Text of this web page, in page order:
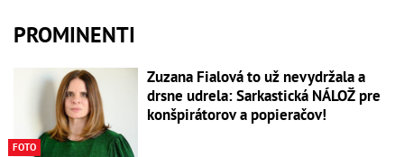
PROMINENTI
FOTO
Zuzana Fialová to už nevydržala a
drsne udrela: Sarkastická NÁLOŽ pre
konšpirátorov a popieračov!